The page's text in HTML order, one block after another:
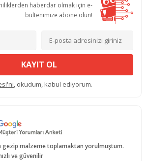
haberdar olmak için e-
bültenimize abone olun!
KAYIT OL
, okudum, kabul ediyorum.
gezip malzeme toplamaktan yorulmuştum.
ve güvenilir